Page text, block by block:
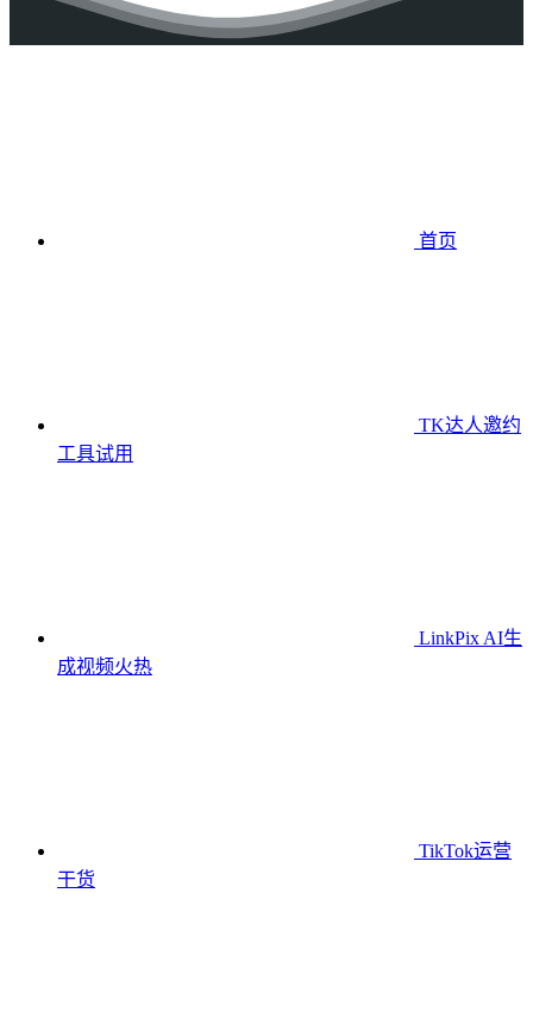
首页
TK达人邀约
工具试用
LinkPix AI生
成视频火热
TikTok运营
干货